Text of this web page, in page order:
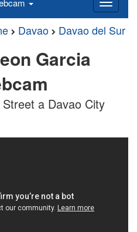
Davao Davao del Sur
Garcia
a Davao City